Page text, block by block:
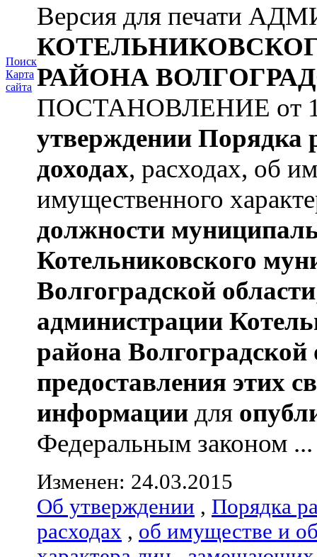
Поиск
Карта
сайта
Версия для печати
РАЙОНА
ПОСТАНОВЛЕНИЕ от
утверждении Порядка
доходах, расходах, об
имущественного
должности
Котельниковского
Волгоградской области
администрации
района Волгоградской
предоставления этих
информации для
Федеральным законом ...
Изменен: 24.03.2015
Об утверждении , Порядка
расходах , об имуществе и